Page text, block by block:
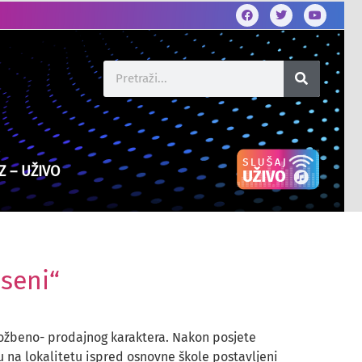
– UŽIVO
prodajnog karaktera. Nakon posjete
na lokalitetu ispred osnovne škole postavljeni